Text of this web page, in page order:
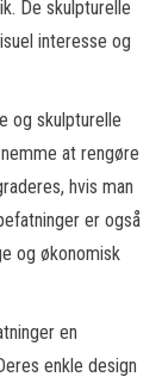
De skulpturelle
interesse og
og skulpturelle
at rengøre
hvis man
er også
og økonomisk
en
enkle design